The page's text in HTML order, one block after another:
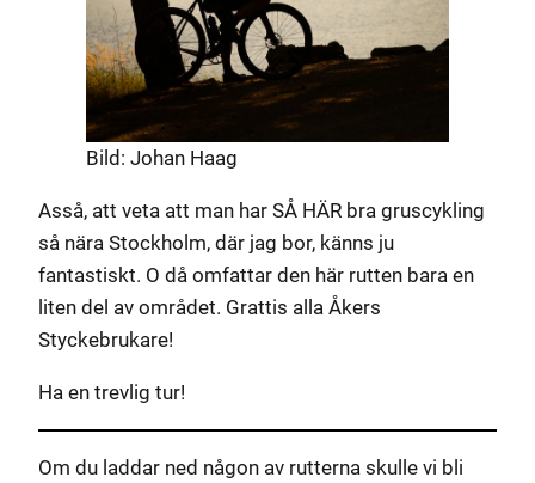
Bild: Johan Haag
Asså, att veta att man har SÅ HÄR bra gruscykling
så nära Stockholm, där jag bor, känns ju
fantastiskt. O då omfattar den här rutten bara en
liten del av området. Grattis alla Åkers
Styckebrukare!
Ha en trevlig tur!
Om du laddar ned någon av rutterna skulle vi bli